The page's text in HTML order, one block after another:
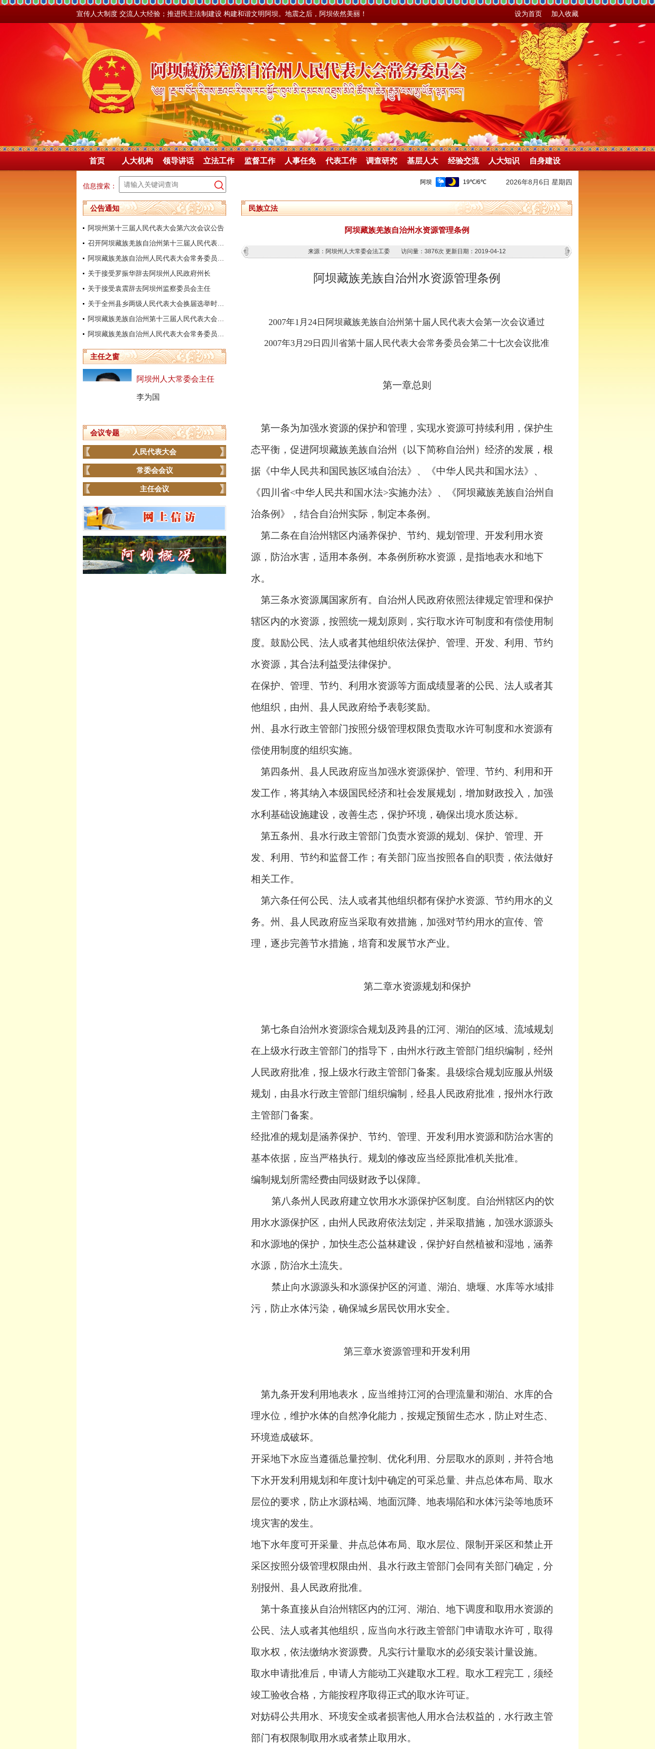
宣传人大制度 交流人大经验；推进民主法制建设 构建和谐文明阿坝。地震之后，阿坝依然美丽！ 设为首页 加入收藏
首页 人大机构 领导讲话 立法工作 监督工作 人事任免 代表工作 调查研究 基层人大 经验交流 人大知识 自身建设
信息搜索： 2026年8月6日 星期四
公告通知
阿坝州第十三届人民代表大会第六次会议公告
关于接受罗振华辞去阿坝州人民政府州长
关于接受袁震辞去阿坝州监察委员会主任
主任之窗
阿坝州人大常委会主任
李为国
会议专题
人民代表大会
常委会会议
主任会议
民族立法
阿坝藏族羌族自治州水资源管理条例
来源：阿坝州人大常委会法工委 访问量： 3876次 更新日期：2019-04-12
阿坝藏族羌族自治州水资源管理条例
2007年1月24日阿坝藏族羌族自治州第十届人民代表大会第一次会议通过
2007年3月29日四川省第十届人民代表大会常务委员会第二十七次会议批准
第一章总则
第一条为加强水资源的保护和管理，实现水资源可持续利用，保护生
态平衡，促进阿坝藏族羌族自治州（以下简称自治州）经济的发展，根
据《中华人民共和国民族区域自治法》、《中华人民共和国水法》、
《四川省<中华人民共和国水法>实施办法》、《阿坝藏族羌族自治州自
治条例》，结合自治州实际，制定本条例。
第二条在自治州辖区内涵养保护、节约、规划管理、开发利用水资
源，防治水害，适用本条例。本条例所称水资源，是指地表水和地下
水。
第三条水资源属国家所有。自治州人民政府依照法律规定管理和保护
辖区内的水资源，按照统一规划原则，实行取水许可制度和有偿使用制
度。鼓励公民、法人或者其他组织依法保护、管理、开发、利用、节约
水资源，其合法利益受法律保护。
在保护、管理、节约、利用水资源等方面成绩显著的公民、法人或者其
他组织，由州、县人民政府给予表彰奖励。
州、县水行政主管部门按照分级管理权限负责取水许可制度和水资源有
偿使用制度的组织实施。
第四条州、县人民政府应当加强水资源保护、管理、节约、利用和开
发工作，将其纳入本级国民经济和社会发展规划，增加财政投入，加强
水利基础设施建设，改善生态，保护环境，确保出境水质达标。
第五条州、县水行政主管部门负责水资源的规划、保护、管理、开
发、利用、节约和监督工作；有关部门应当按照各自的职责，依法做好
相关工作。
第六条任何公民、法人或者其他组织都有保护水资源、节约用水的义
务。州、县人民政府应当采取有效措施，加强对节约用水的宣传、管
理，逐步完善节水措施，培育和发展节水产业。
第二章水资源规划和保护
第七条自治州水资源综合规划及跨县的江河、湖泊的区域、流域规划
在上级水行政主管部门的指导下，由州水行政主管部门组织编制，经州
人民政府批准，报上级水行政主管部门备案。县级综合规划应服从州级
规划，由县水行政主管部门组织编制，经县人民政府批准，报州水行政
主管部门备案。
经批准的规划是涵养保护、节约、管理、开发利用水资源和防治水害的
基本依据，应当严格执行。规划的修改应当经原批准机关批准。
编制规划所需经费由同级财政予以保障。
第八条州人民政府建立饮用水水源保护区制度。自治州辖区内的饮
用水水源保护区，由州人民政府依法划定，并采取措施，加强水源源头
和水源地的保护，加快生态公益林建设，保护好自然植被和湿地，涵养
水源，防治水土流失。
禁止向水源源头和水源保护区的河道、湖泊、塘堰、水库等水域排
污，防止水体污染，确保城乡居民饮用水安全。
第三章水资源管理和开发利用
第九条开发利用地表水，应当维持江河的合理流量和湖泊、水库的合
理水位，维护水体的自然净化能力，按规定预留生态水，防止对生态、
环境造成破坏。
开采地下水应当遵循总量控制、优化利用、分层取水的原则，并符合地
下水开发利用规划和年度计划中确定的可采总量、井点总体布局、取水
层位的要求，防止水源枯竭、地面沉降、地表塌陷和水体污染等地质环
境灾害的发生。
地下水年度可开采量、井点总体布局、取水层位、限制开采区和禁止开
采区按照分级管理权限由州、县水行政主管部门会同有关部门确定，分
别报州、县人民政府批准。
第十条直接从自治州辖区内的江河、湖泊、地下调度和取用水资源的
公民、法人或者其他组织，应当向水行政主管部门申请取水许可，取得
取水权，依法缴纳水资源费。凡实行计量取水的必须安装计量设施。
取水申请批准后，申请人方能动工兴建取水工程。取水工程完工，须经
竣工验收合格，方能按程序取得正式的取水许可证。
对妨碍公共用水、环境安全或者损害他人用水合法权益的，水行政主管
部门有权限制取用水或者禁止取用水。